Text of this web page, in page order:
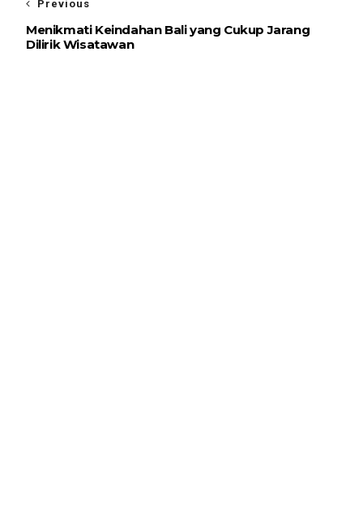
Previous
Menikmati Keindahan Bali yang Cukup Jarang
Dilirik Wisatawan